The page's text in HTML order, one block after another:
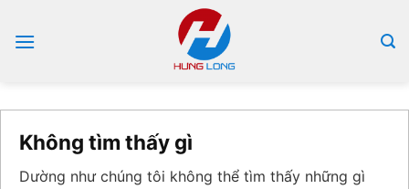
qua
Không tìm thấy gì
Dường như chúng tôi không thể tìm thấy những gì